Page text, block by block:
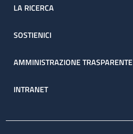
LA RICERCA
SOSTIENICI
AMMINISTRAZIONE TRASPARENTE
INTRANET